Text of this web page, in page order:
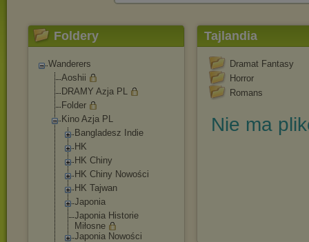
Foldery
Wanderers
Aoshii
DRAMY Azja PL
Folder
Kino Azja PL
Bangladesz Indie
HK
HK Chiny
HK Chiny Nowości
HK Tajwan
Japonia
Japonia Historie
Miłosne
Japonia Nowości
Tajlandia
Dramat Fantasy
Horror
Romans
Nie ma